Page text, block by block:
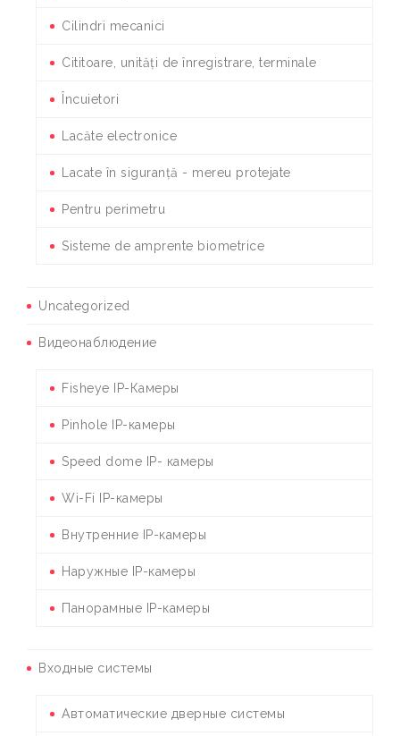
Cilindri mecanici
Cititoare, unități de înregistrare, terminale
Încuietori
Lacăte electronice
Lacate în siguranță - mereu protejate
Pentru perimetru
Sisteme de amprente biometrice
Uncategorized
Видеонаблюдение
Fisheye IP-Камеры
Pinhole IP-камеры
Speed dome IP- камеры
Wi-Fi IP-камеры
Внутренние IP-камеры
Наружные IP-камеры
Панорамные IP-камеры
Входные системы
Автоматические дверные системы